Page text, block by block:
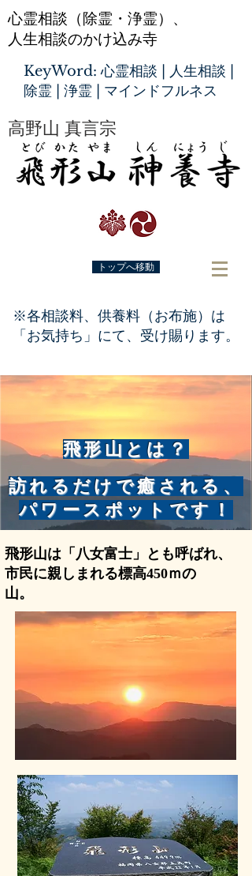
心霊相談（除霊・浄霊）、
人生相談のかけ込み寺
KeyWord: 心霊相談 | 人生相談 |
除霊 | 浄霊 | マインドフルネス
高野山 真言宗
トップへ移動
​※各相談料、供養料（お布施）は
「お気持ち」にて、受け賜ります。
​飛形山とは？
訪れるだけで癒される、
パワースポットです！
飛形山は「八女富士」とも呼ばれ、
市民に親しまれる標高450ｍの
山。